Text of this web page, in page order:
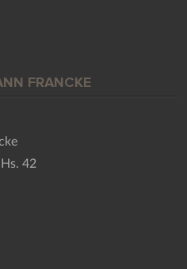
FRANCKE
42